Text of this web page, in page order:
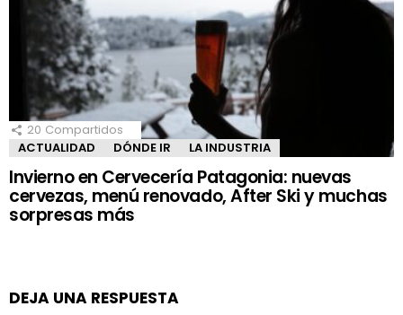
20 Compartidos
ACTUALIDAD
DÓNDE IR LA INDUSTRIA
Invierno en Cervecería Patagonia: nuevas
cervezas, menú renovado, After Ski y muchas
sorpresas más
DEJA UNA RESPUESTA